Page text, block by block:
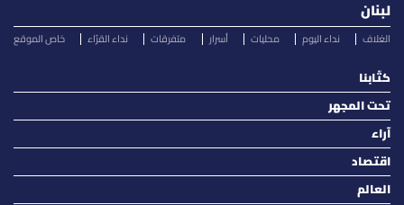
لبنان
الغلاف نداء اليوم محليات أسرار متفرقات نداء القرّاء خاص الموقع
كتّابنا
تحت المجهر
آراء
اقتصاد
العالم